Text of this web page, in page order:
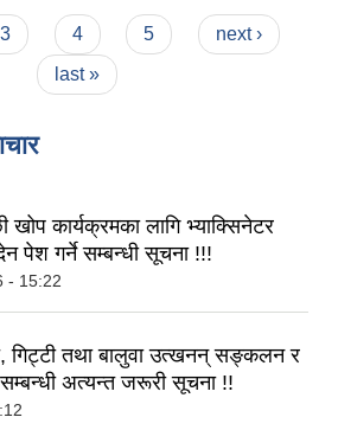
3 4 5
next ›
last »
खोप कार्यक्रमका लागि भ्याक्सिनेटर
पेश गर्ने सम्बन्धी सूचना !!!
- 15:22
गिट्टी तथा बालुवा उत्खनन् सङ्कलन र
अत्यन्त जरूरी सूचना !!